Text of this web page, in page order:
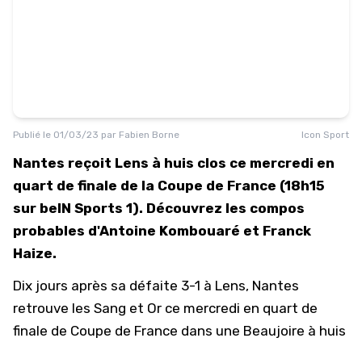
Publié le 01/03/23 par Fabien Borne Icon Sport
Nantes reçoit Lens à huis clos ce mercredi en
quart de finale de la Coupe de France (18h15
sur beIN Sports 1). Découvrez les compos
probables d'Antoine Kombouaré et Franck
Haize.
Dix jours après sa défaite 3-1 à Lens, Nantes
retrouve les Sang et Or ce mercredi en quart de
finale de Coupe de France dans une Beaujoire à huis